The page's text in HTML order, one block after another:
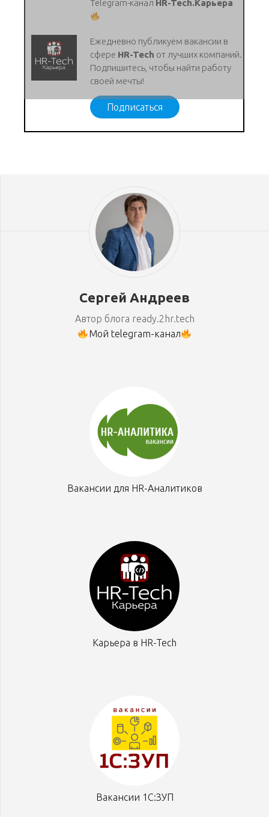
Telegram-канал HR-Tech.Карьера
Ежедневно публикуем вакансии в
сфере HR-Tech от лучших компаний.
Подпишитесь, чтобы найти работу
своей мечты!
Подписаться
Сергей Андреев
Автор блога ready.2hr.tech
Мой telegram-канал
Вакансии для HR-Аналитиков
Карьера в HR-Tech
Вакансии 1С:ЗУП